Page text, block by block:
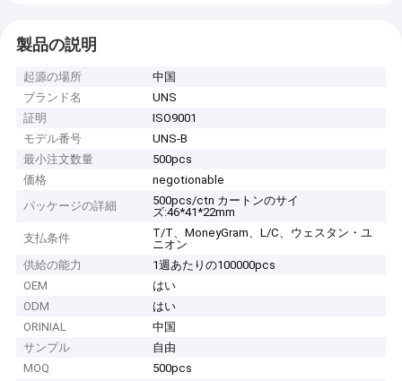
製品の説明
起源の場所
中国
ブランド名
UNS
証明
ISO9001
モデル番号
UNS-B
最小注文数量
500pcs
価格
negotionable
パッケージの詳細
500pcs/ctn カートンのサイ
ズ:46*41*22mm
支払条件
T/T、MoneyGram、L/C、ウェスタン・ユ
ニオン
供給の能力
1週あたりの100000pcs
OEM
はい
ODM
はい
ORINIAL
中国
サンプル
自由
MOQ
500pcs